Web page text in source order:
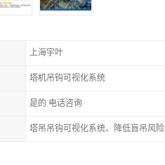
上海宇叶
塔机吊钩可视化系统
是的 电话咨询
塔吊吊钩可视化系统、降低盲吊风险